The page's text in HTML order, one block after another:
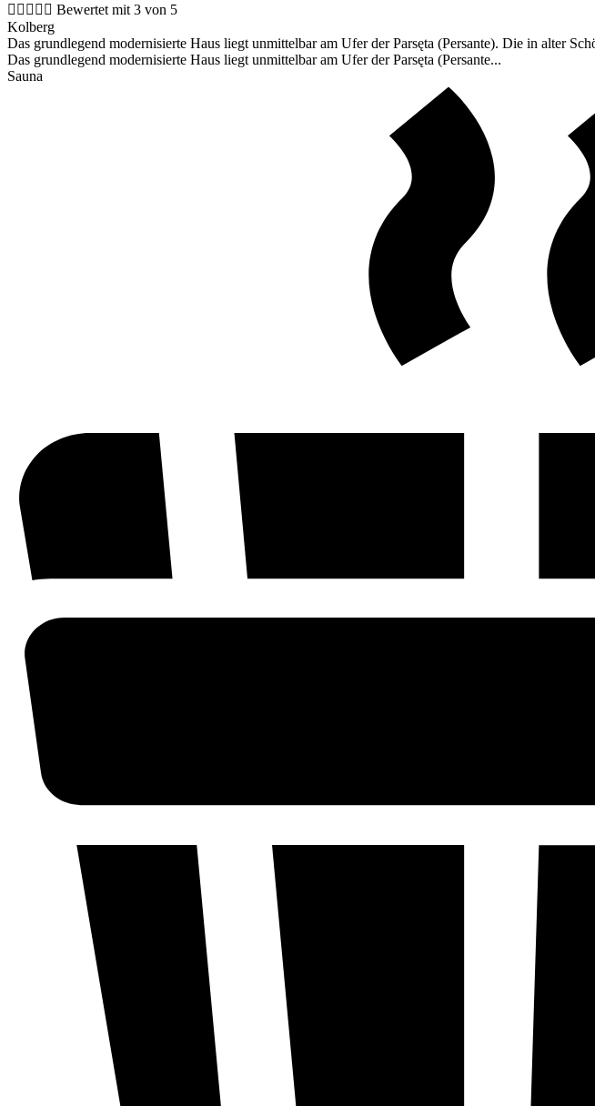
     Bewertet mit 3 von 5
Kolberg
Das grundlegend modernisierte Haus liegt unmittelbar am Ufer der Parsęta (Persante). Die in alter
Das grundlegend modernisierte Haus liegt unmittelbar am Ufer der Parsęta (Persante...
Sauna